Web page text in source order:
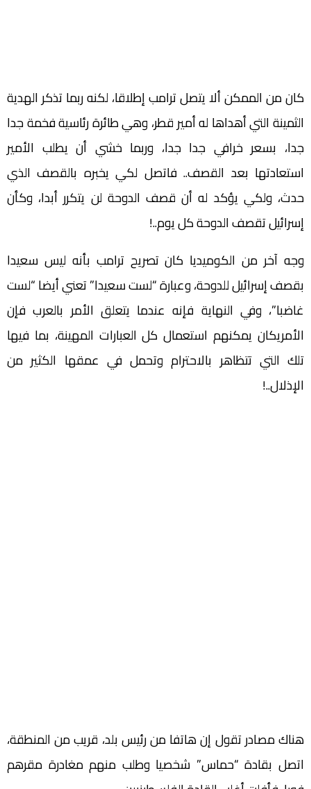
كان من الممكن ألا يتصل ترامب إطلاقا، لكنه ربما تذكر الهدية
الثمينة التي أهداها له أمير قطر، وهي طائرة رئاسية فخمة جدا
جدا، بسعر خرافي جدا جدا، وربما خشي أن يطلب الأمير
استعادتها بعد القصف.. فاتصل لكي يخبره بالقصف الذي
حدث، ولكي يؤكد له أن قصف الدوحة لن يتكرر أبدا، وكأن
إسرائيل تقصف الدوحة كل يوم..!
وجه آخر من الكوميديا كان تصريح ترامب بأنه ليس سعيدا
بقصف إسرائيل للدوحة، وعبارة “لست سعيدا” تعني أيضا “لست
غاضبا”، وفي النهاية فإنه عندما يتعلق الأمر بالعرب فإن
الأمريكان يمكنهم استعمال كل العبارات المهينة، بما فيها
تلك التي تتظاهر بالاحترام وتحمل في عمقها الكثير من
الإذلال..!
هناك مصادر تقول إن هاتفا من رئيس بلد، قريب من المنطقة،
اتصل بقادة “حماس” شخصيا وطلب منهم مغادرة مقرهم